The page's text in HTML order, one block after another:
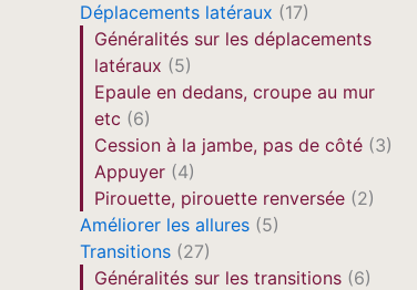
Déplacements latéraux (17)
Généralités sur les déplacements
latéraux (5)
Epaule en dedans, croupe au mur
etc (6)
Cession à la jambe, pas de côté (3)
Appuyer (4)
Pirouette, pirouette renversée (2)
Améliorer les allures (5)
Transitions (27)
Généralités sur les transitions (6)